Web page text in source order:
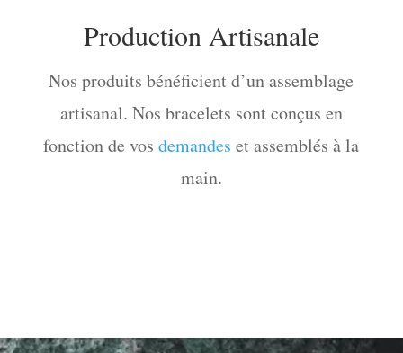
Production Artisanale
Nos produits bénéficient d’un assemblage
artisanal. Nos bracelets sont conçus en
fonction de vosdemandes et assemblés à la
main.